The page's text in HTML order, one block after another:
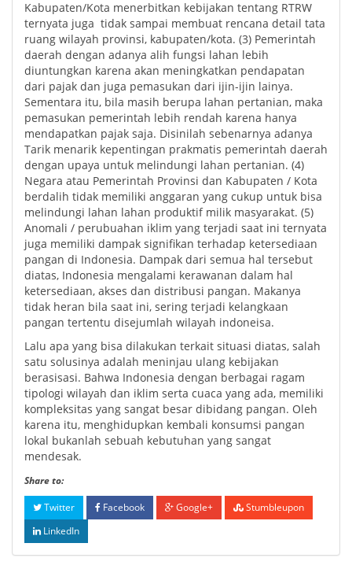
Kabupaten/Kota menerbitkan kebijakan tentang RTRW
ternyata juga tidak sampai membuat rencana detail tata
ruang wilayah provinsi, kabupaten/kota. (3) Pemerintah
daerah dengan adanya alih fungsi lahan lebih
diuntungkan karena akan meningkatkan pendapatan
dari pajak dan juga pemasukan dari ijin-ijin lainya.
Sementara itu, bila masih berupa lahan pertanian, maka
pemasukan pemerintah lebih rendah karena hanya
mendapatkan pajak saja. Disinilah sebenarnya adanya
Tarik menarik kepentingan prakmatis pemerintah daerah
dengan upaya untuk melindungi lahan pertanian. (4)
Negara atau Pemerintah Provinsi dan Kabupaten / Kota
berdalih tidak memiliki anggaran yang cukup untuk bisa
melindungi lahan lahan produktif milik masyarakat. (5)
Anomali / perubuahan iklim yang terjadi saat ini ternyata
juga memiliki dampak signifikan terhadap ketersediaan
pangan di Indonesia. Dampak dari semua hal tersebut
diatas, Indonesia mengalami kerawanan dalam hal
ketersediaan, akses dan distribusi pangan. Makanya
tidak heran bila saat ini, sering terjadi kelangkaan
pangan tertentu disejumlah wilayah indoneisa.
Lalu apa yang bisa dilakukan terkait situasi diatas, salah
satu solusinya adalah meninjau ulang kebijakan
berasisasi. Bahwa Indonesia dengan berbagai ragam
tipologi wilayah dan iklim serta cuaca yang ada, memiliki
kompleksitas yang sangat besar dibidang pangan. Oleh
karena itu, menghidupkan kembali konsumsi pangan
lokal bukanlah sebuah kebutuhan yang sangat
mendesak.
Share to:
Twitter Facebook Google+
Stumbleupon
LinkedIn